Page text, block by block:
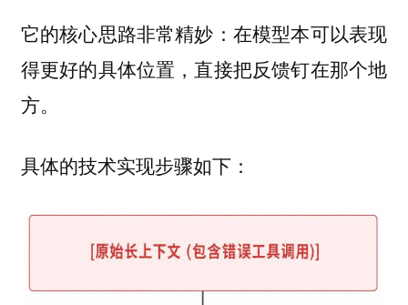
它的核心思路非常精妙：在模型本可以表现
得更好的具体位置，直接把反馈钉在那个地
方。
具体的技术实现步骤如下：